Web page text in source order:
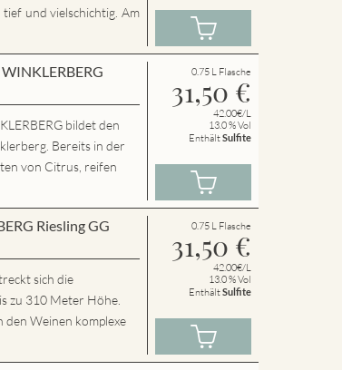
und vielschichtig. Am
bildet den
Bereits in der
von Citrus, reifen
0.75 L Flasche
31,50 €
42.00€/L
13.0 % Vol
EnthältSulfite
Riesling GG
sich die
zu 310 Meter Höhe.
den Weinen komplexe
0.75 L Flasche
31,50 €
42.00€/L
13.0 % Vol
EnthältSulfite